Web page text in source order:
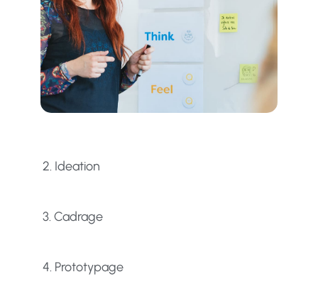
2. Ideation
3. Cadrage
4. Prototypage